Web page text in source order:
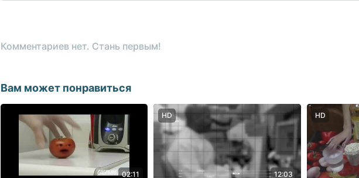
Комментариев нет. Стань первым!
Вам может понравиться
02:11
HD
12:03
HD